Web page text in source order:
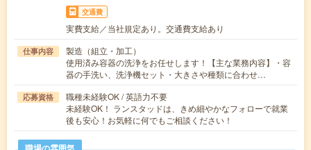
交通費
実費支給／当社規定あり。交通費支給あり
仕事内容
製造（組立・加工）
使用済み容器の洗浄をお任せします！【主な業務内容】・容
器の手洗い、洗浄機セット・大きさや種類に合わせ…
応募資格
職種未経験OK / 英語力不要
未経験OK！ ランスタッドは、きめ細やかなフォローで就業
後も安心！お気軽に何でもご相談ください！